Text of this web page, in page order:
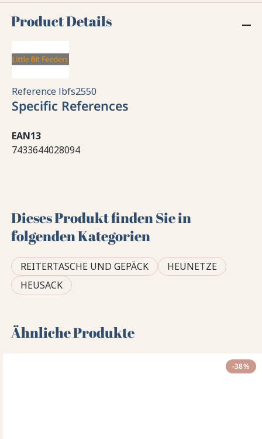
Product Details
Reference lbfs2550
Specific References
EAN13
7433644028094
Dieses Produkt finden Sie in
folgenden Kategorien
REITERTASCHE UND GEPÄCK
HEUNETZE
HEUSACK
Ähnliche Produkte
-38%